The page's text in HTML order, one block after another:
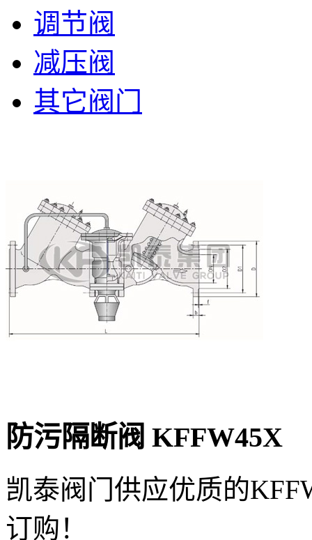
调节阀
减压阀
其它阀门
防污隔断阀 KFFW45X
凯泰阀门供应优质的
订购！